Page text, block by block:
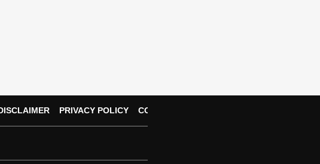
PRIVACY POLICY CONTACT US